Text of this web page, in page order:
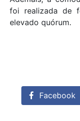
foi realizada de
elevado quórum.
Facebook